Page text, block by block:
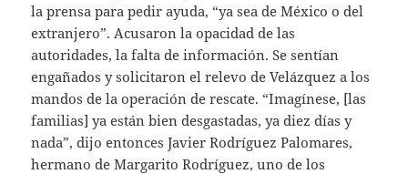
la prensa para pedir ayuda, “ya sea de México o del
extranjero”. Acusaron la opacidad de las
autoridades, la falta de información. Se sentían
engañados y solicitaron el relevo de Velázquez a los
mandos de la operación de rescate. “Imagínese, [las
familias] ya están bien desgastadas, ya diez días y
nada”, dijo entonces Javier Rodríguez Palomares,
hermano de Margarito Rodríguez, uno de los